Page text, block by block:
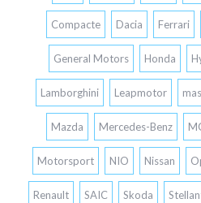
Compacte Dacia Ferrari
General Motors Honda
Lamborghini Leapmotor
Mazda Mercedes-Benz
Motorsport NIO Nissan
Renault SAIC Skoda